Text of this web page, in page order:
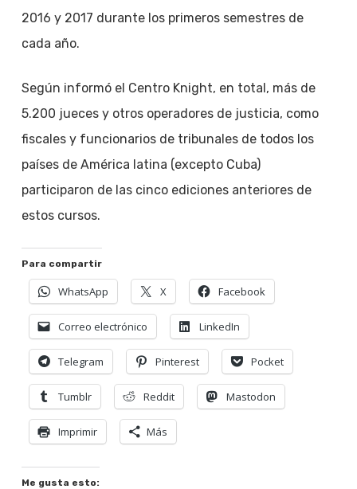
2016 y 2017 durante los primeros semestres de
cada año.
Según informó el Centro Knight, en total, más de
5.200 jueces y otros operadores de justicia, como
fiscales y funcionarios de tribunales de todos los
países de América latina (excepto Cuba)
participaron de las cinco ediciones anteriores de
estos cursos.
Para compartir
WhatsApp X Facebook
Correo electrónico LinkedIn
Telegram Pinterest Pocket
Tumblr Reddit Mastodon
Imprimir Más
Me gusta esto: